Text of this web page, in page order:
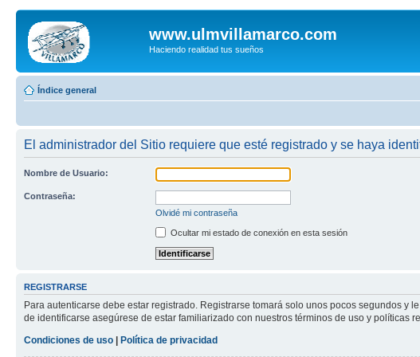
www.ulmvillamarco.com
Haciendo realidad tus sueños
Índice general
El administrador del Sitio requiere que esté registrado y se haya
Nombre de Usuario:
Contraseña:
Olvidé mi contraseña
Ocultar mi estado de conexión en esta sesión
REGISTRARSE
Para autenticarse debe estar registrado. Registrarse tomará solo unos pocos segundos
de identificarse asegúrese de estar familiarizado con nuestros términos de uso y políticas
Condiciones de uso
Política de privacidad